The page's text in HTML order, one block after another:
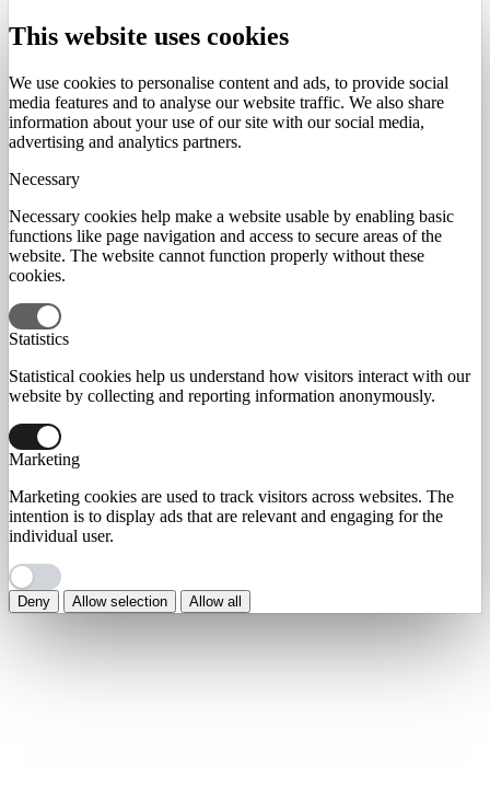
This website uses cookies
We use cookies to personalise content and ads, to provide social
media features and to analyse our website traffic. We also share
information about your use of our site with our social media,
advertising and analytics partners.
Necessary
Necessary cookies help make a website usable by enabling basic
functions like page navigation and access to secure areas of the
website. The website cannot function properly without these
cookies.
Statistics
Statistical cookies help us understand how visitors interact with our
website by collecting and reporting information anonymously.
Marketing
Marketing cookies are used to track visitors across websites. The
intention is to display ads that are relevant and engaging for the
individual user.
Deny Allow selection Allow all